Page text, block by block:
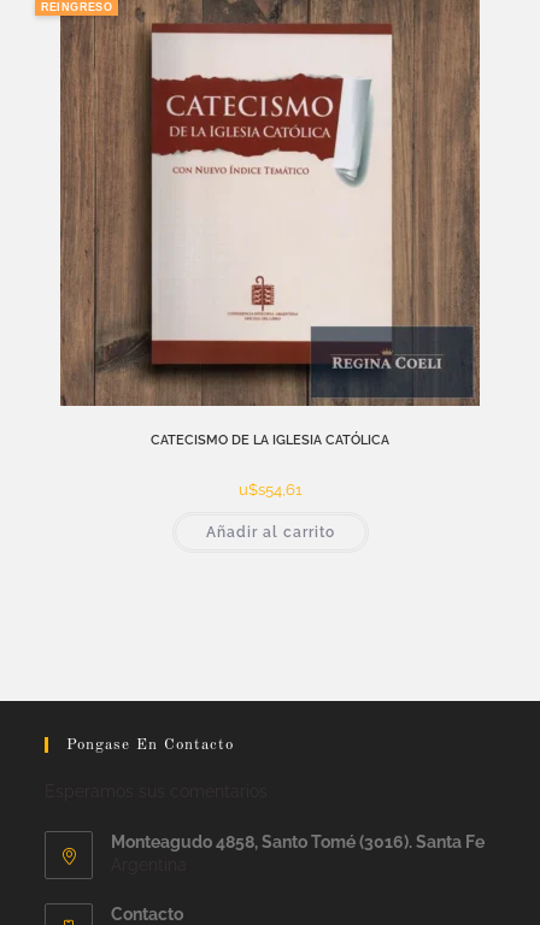
REINGRESO
CATECISMO DE LA IGLESIA CATÓLICA
u$s54,61
Añadir al carrito
Pongase En Contacto
Monteagudo 4858, Santo Tomé (3016). Santa Fe
Contacto